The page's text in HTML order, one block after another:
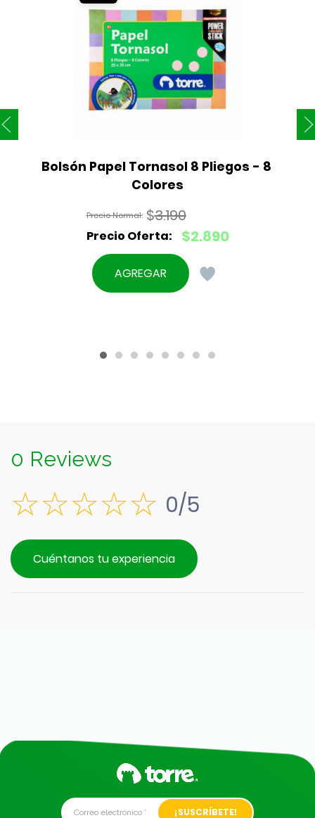
Bolsón Papel Tornasol 8 Pliegos - 8
Colores
$3.190
El
precio
original
$2.890
El
precio
actual
AGREGAR
0 Reviews
0/5
Cuéntanos tu experiencia
Alternative: